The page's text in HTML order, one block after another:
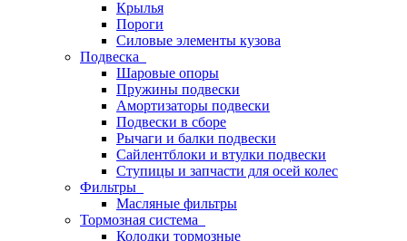
Крылья
Пороги
Силовые элементы кузова
Подвеска
Шаровые опоры
Пружины подвески
Амортизаторы подвески
Подвески в сборе
Рычаги и балки подвески
Сайлентблоки и втулки подвески
Ступицы и запчасти для осей колес
Фильтры
Масляные фильтры
Тормозная система
Колодки тормозные